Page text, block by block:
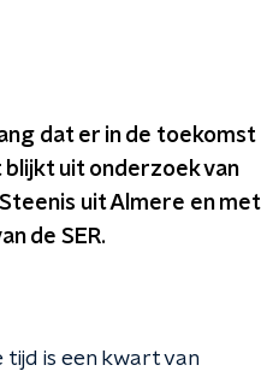
dat er in de toekomst
uit onderzoek van
uit Almere en met
de SER.
is een kwart van